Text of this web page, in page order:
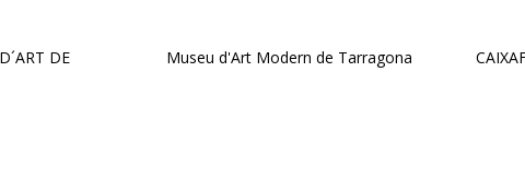
DE
Museu d'Art Modern de Tarragona